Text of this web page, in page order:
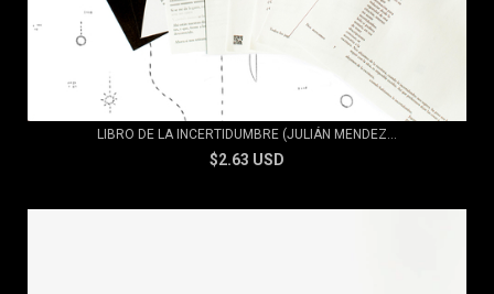
LIBRO DE LA INCERTIDUMBRE (JULIÁN MENDEZ...
$2.63 USD